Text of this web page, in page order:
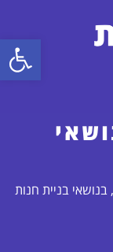
בניית חנות